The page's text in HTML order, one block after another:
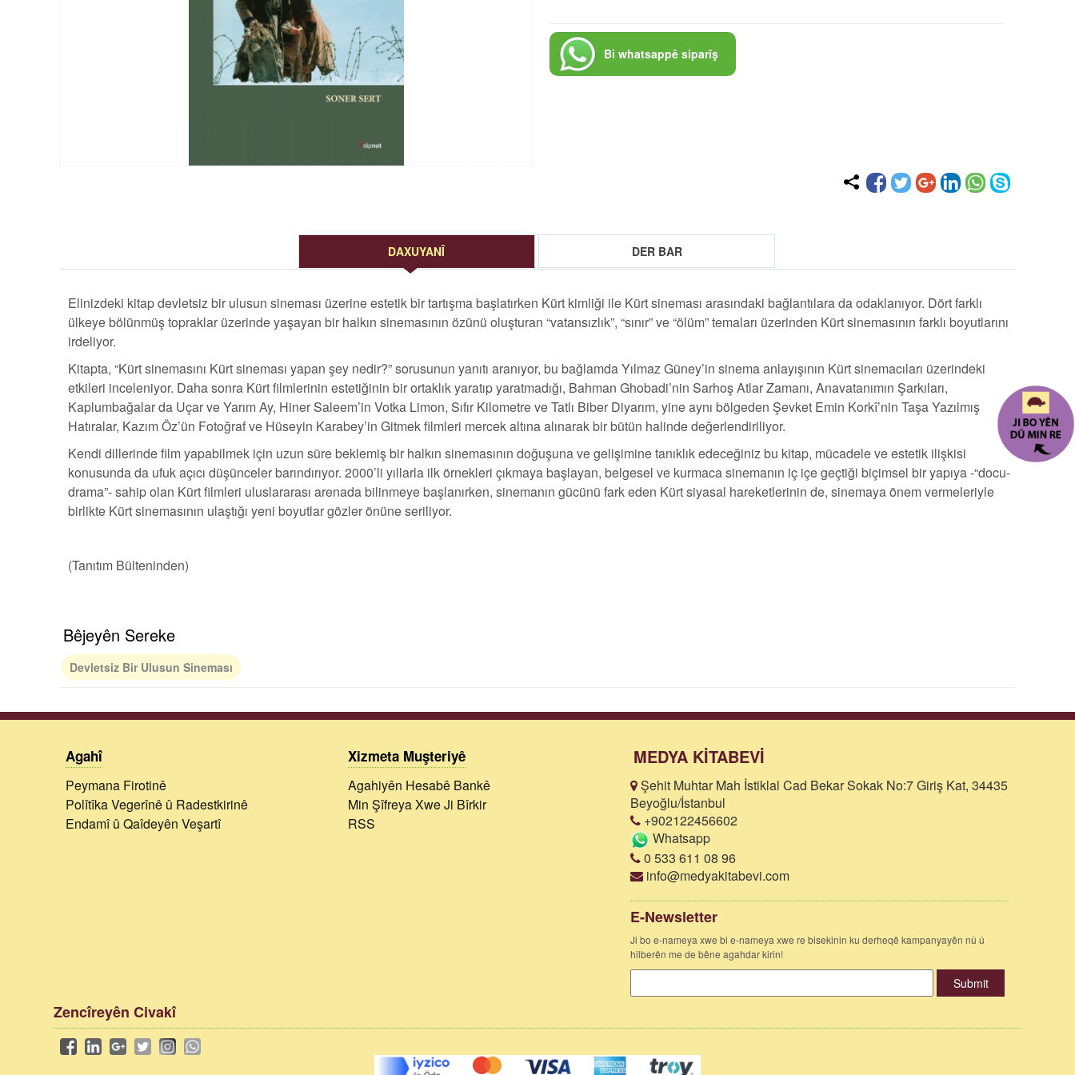
Bi whatsappê siparîş
DAXUYANÎ DER BAR
Elinizdeki kitap devletsiz bir ulusun sineması üzerine estetik bir tartışma başlatırken Kürt kimliği ile Kürt sineması arasındaki bağlantılara da odaklanıyor. Dört farklı
ülkeye bölünmüş topraklar üzerinde yaşayan bir halkın sinemasının özünü oluşturan “vatansızlık”, “sınır” ve “ölüm” temaları üzerinden Kürt sinemasının farklı boyutlarını
irdeliyor.
Kitapta, “Kürt sinemasını Kürt sineması yapan şey nedir?” sorusunun yanıtı aranıyor, bu bağlamda Yılmaz Güney’in sinema anlayışının Kürt sinemacıları üzerindeki
etkileri inceleniyor. Daha sonra Kürt filmlerinin estetiğinin bir ortaklık yaratıp yaratmadığı, Bahman Ghobadi’nin Sarhoş Atlar Zamanı, Anavatanımın Şarkıları,
Kaplumbağalar da Uçar ve Yarım Ay, Hiner Saleem’in Votka Limon, Sıfır Kilometre ve Tatlı Biber Diyarım, yine aynı bölgeden Şevket Emin Korkî’nin Taşa Yazılmış
Hatıralar, Kazım Öz’ün Fotoğraf ve Hüseyin Karabey’in Gitmek filmleri mercek altına alınarak bir bütün halinde değerlendiriliyor.
Kendi dillerinde film yapabilmek için uzun süre beklemiş bir halkın sinemasının doğuşuna ve gelişimine tanıklık edeceğiniz bu kitap, mücadele ve estetik ilişkisi
konusunda da ufuk açıcı düşünceler barındırıyor. 2000’li yıllarla ilk örnekleri çıkmaya başlayan, belgesel ve kurmaca sinemanın iç içe geçtiği biçimsel bir yapıya -“docu-
drama”- sahip olan Kürt filmleri uluslararası arenada bilinmeye başlanırken, sinemanın gücünü fark eden Kürt siyasal hareketlerinin de, sinemaya önem vermeleriyle
birlikte Kürt sinemasının ulaştığı yeni boyutlar gözler önüne seriliyor.
(Tanıtım Bülteninden)
Bêjeyên Sereke
Devletsiz Bir Ulusun Sineması
Agahî
Peymana Firotinê
Polîtîka Vegerînê û Radestkirinê
Endamî û Qaîdeyên Veşartî
Xizmeta Muşteriyê
Agahiyên Hesabê Bankê
Min Şîfreya Xwe Ji Bîrkir
RSS
MEDYA KİTABEVİ
Şehit Muhtar Mah İstiklal Cad Bekar Sokak No:7 Giriş Kat, 34435
Beyoğlu/İstanbul
+902122456602
Whatsapp
0 533 611 08 96
info@medyakitabevi.com
E-Newsletter
Ji bo e-nameya xwe bi e-nameya xwe re bisekinin ku derheqê kampanyayên nû û
hilberên me de bêne agahdar kirin!
Submit
Zencîreyên Civakî